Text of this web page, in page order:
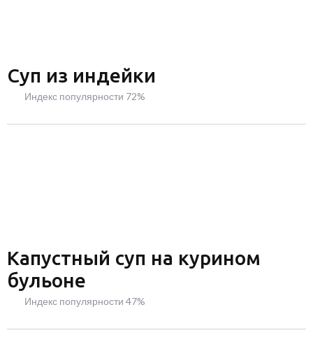
Суп из индейки
Индекс популярности 72%
Капустный суп на курином
бульоне
Индекс популярности 47%